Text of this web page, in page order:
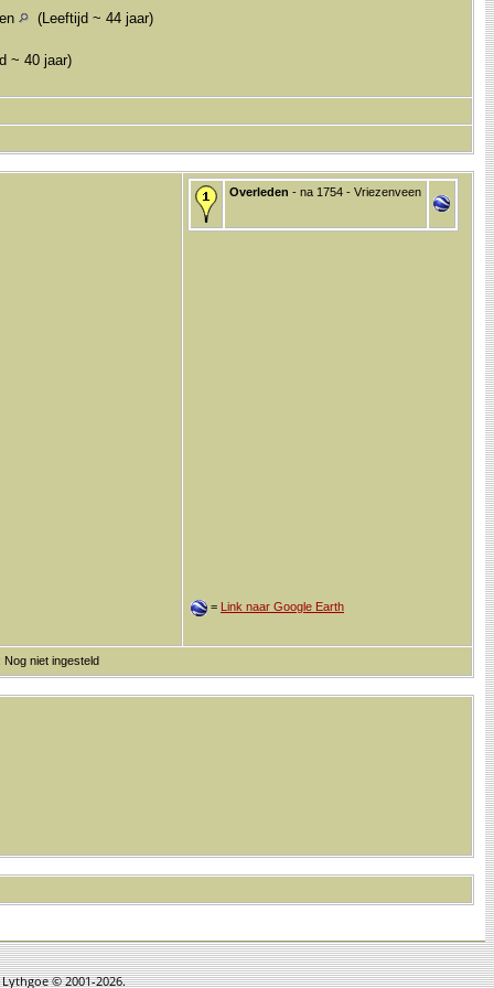
(Leeftijd ~ 44 jaar)
~ 40 jaar)
Overleden - na 1754 - Vriezenveen
= Link naar Google Earth
: Nog niet ingesteld
© 2001-2026.